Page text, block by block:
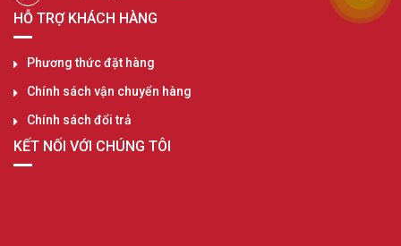
HỖ TRỢ KHÁCH HÀNG
Phương thức đặt hàng
Chính sách vận chuyển hàng
Chính sách đổi trả
KẾT NỐI VỚI CHÚNG TÔI